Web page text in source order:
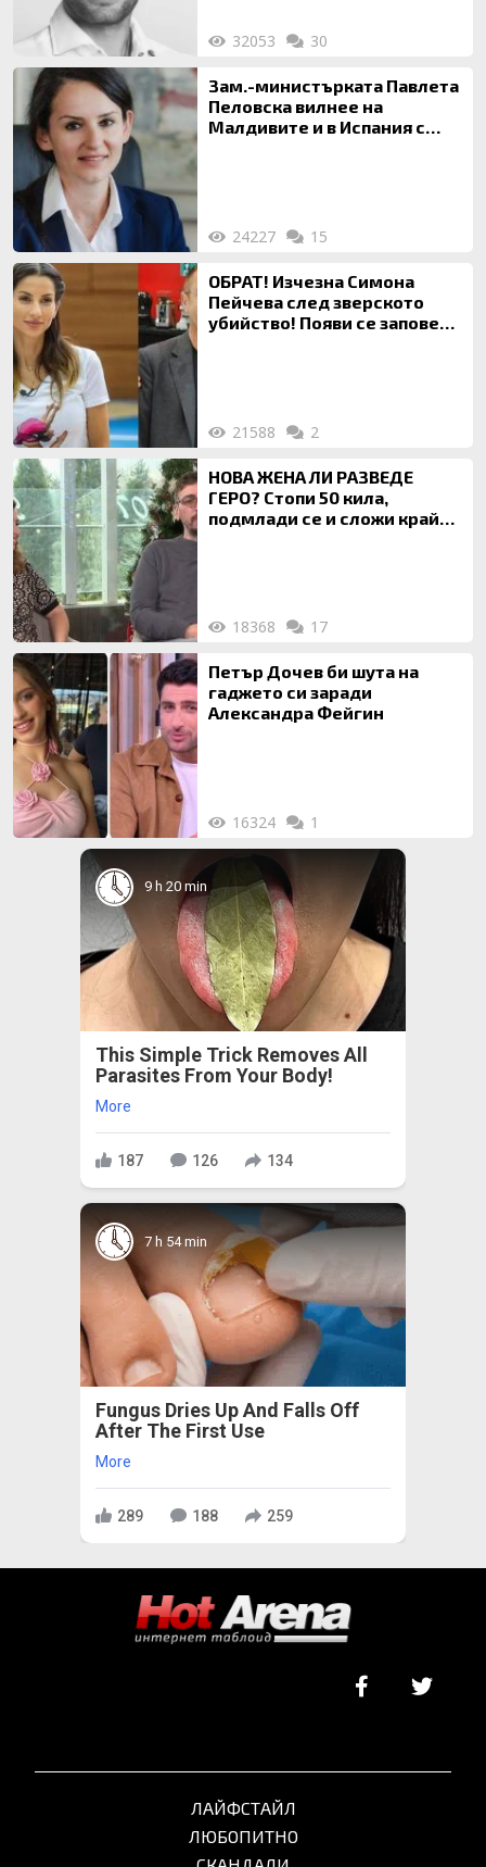
32053 30
Зам.-министърката Павлета
Пеловска вилнее на
Малдивите и в Испания с
24227 15
ОБРАТ! Изчезна Симона
Пейчева след зверското
убийство! Появи се заповед
21588 2
НОВА ЖЕНА ЛИ РАЗВЕДЕ
ГЕРО? Стопи 50 кила,
подмлади се и сложи край
18368 17
Петър Дочев би шута на
гаджето си заради
Александра Фейгин
16324 1
9 h 20 min
This Simple Trick Removes All
Parasites From Your Body!
More
187 126 134
7 h 54 min
Fungus Dries Up And Falls Off
After The First Use
More
289 188 259
ЛАЙФСТАЙЛ
ЛЮБОПИТНО